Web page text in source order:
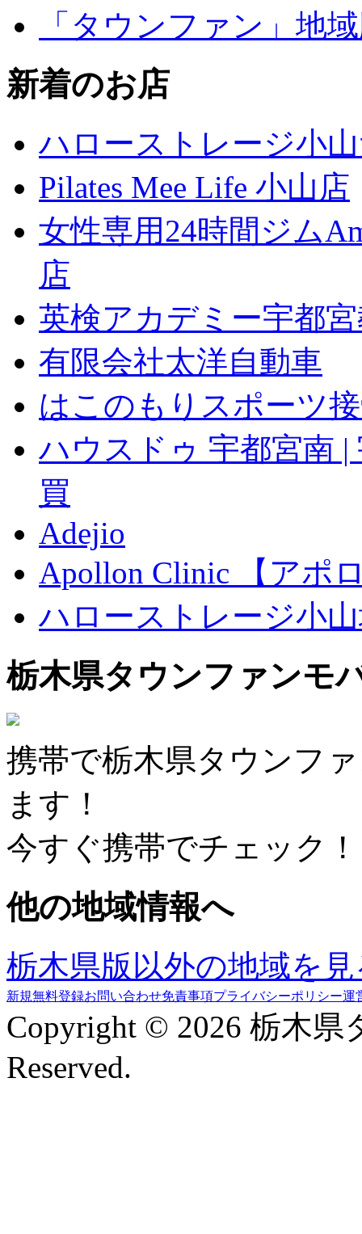
「タウンファン」地
新着のお店
ハローストレージ小
Pilates Mee Life 小山店
女性専用24時間ジム
店
英検アカデミー宇都
有限会社太洋自動車
はこのもりスポーツ
ハウスドゥ 宇都宮南 |
買
Adejio
Apollon Clinic 【アポ
ハローストレージ小
栃木県タウンファンモ
携帯で栃木県タウンフ
ます！
今すぐ携帯でチェック！
他の地域情報へ
栃木県版以外の地域を
新規無料登録お問い合わせ免責事項プライバシーポリシー運
Copyright © 2026 栃木
Reserved.